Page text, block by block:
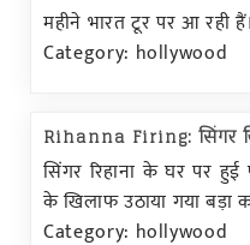
महीने भारत टूर पर आ रही
Category: hollywood
Rihanna Firing: सिंगर
सिंगर रिहाना के घर पर हुई
के खिलाफ उठाया गया बड़ा
Category: hollywood